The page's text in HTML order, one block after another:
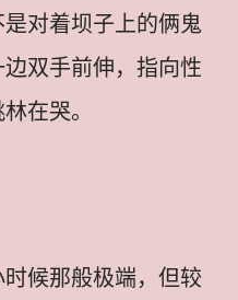
对着坝子上的俩鬼
双手前伸，指向性
在哭。
候那般极端，但较